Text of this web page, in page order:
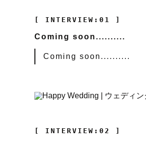
[ INTERVIEW:01 ]
Coming soon..........
Coming soon..........
[ INTERVIEW:02 ]